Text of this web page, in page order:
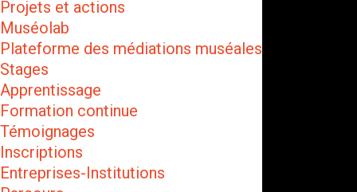
Projets et actions
Muséolab
Plateforme des médiations muséales
Stages
Apprentissage
Formation continue
Témoignages
Inscriptions
Entreprises-Institutions